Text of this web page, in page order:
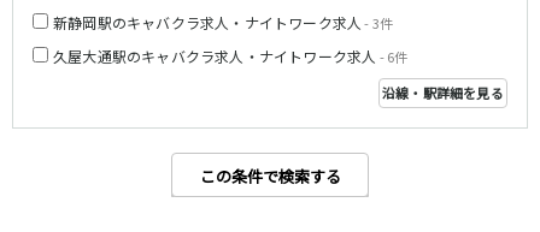
新静岡駅のキャバクラ求人・ナイトワーク求人 - 3件
久屋大通駅のキャバクラ求人・ナイトワーク求人 - 6件
沿線・駅詳細を見る
この条件で検索する
掛川駅
熱海駅 来宮駅